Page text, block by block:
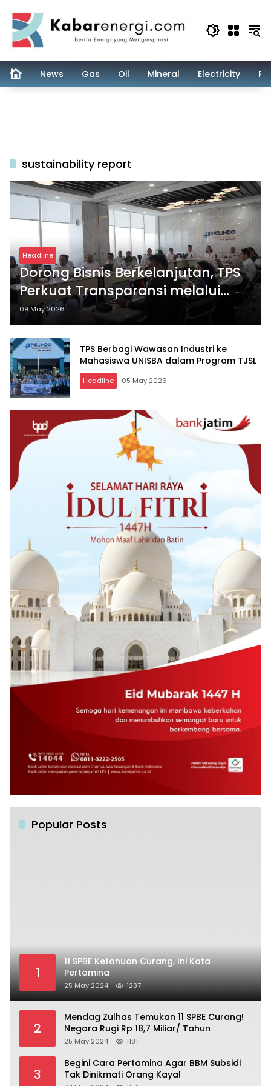
content
News Gas Oil Mineral Electricity
sustainability report
Headline
Dorong Bisnis Berkelanjutan, TPS
Perkuat Transparansi melalui
Sustainability Report
09 May 2026
TPS Berbagi Wawasan Industri ke
Mahasiswa UNISBA dalam Program TJSL
Headline 05 May 2026
Popular Posts
1
11 SPBE Ketahuan Curang, Ini Kata
Pertamina
25 May 2024 1237
2
Mendag Zulhas Temukan 11 SPBE Curang!
Negara Rugi Rp 18,7 Miliar/ Tahun
25 May 2024 1181
3
Begini Cara Pertamina Agar BBM Subsidi
Tak Dinikmati Orang Kaya!